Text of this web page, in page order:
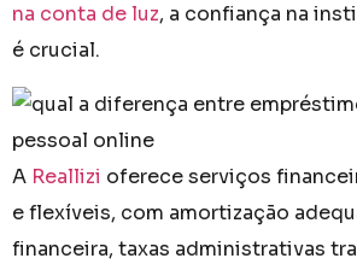
na conta de luz, a confiança na
é crucial.
A Reallizi oferece serviços
e flexíveis, com amortização
financeira, taxas administrativas